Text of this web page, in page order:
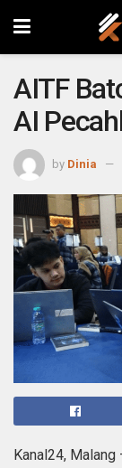
AITF
AI
by Dinia
Kanal24,